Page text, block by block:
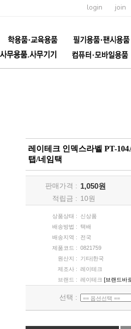
login join
레이테크 인덱스라벨 PT-
탭/네임택
판매가격 : 1,050원
적립금 : 10원
상품상태 :
신상품
배송방법 :
택배
배송지역 :
전국
제품코드 : 0821759
원산지 :
기타|한국
제조사 : 레이테크
브랜드 : 레이테크 [브랜드바
선택 :